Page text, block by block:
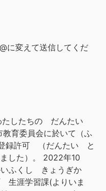
に変えて送信してくだ
たしたちの だんたい
育委員会に於いて（ふ
録許可 （だんたい と
た）。 2022年10
ふくし きょうぎか
生涯学習課(よりいま